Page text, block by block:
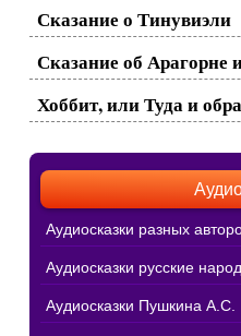
Сказание о Тинувиэли
Сказание об Арагорне
Хоббит, или Туда и
Аудиосказки разных
Аудиосказки русские
Аудиосказки Пушкина А.С.